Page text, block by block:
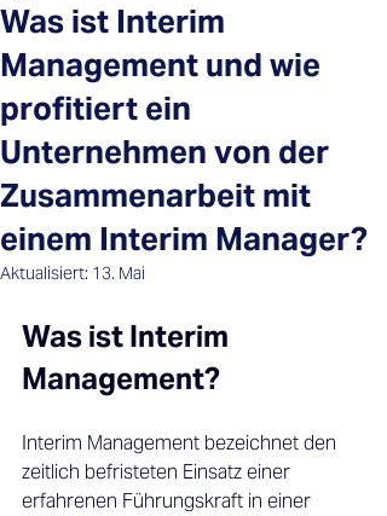
Was ist Interim
Management und wie
profitiert ein
Unternehmen von der
Zusammenarbeit mit
einem Interim Manager?
Aktualisiert: 13. Mai
Was ist Interim
Management?
Interim Management bezeichnet den
zeitlich befristeten Einsatz einer
erfahrenen Führungskraft in einer